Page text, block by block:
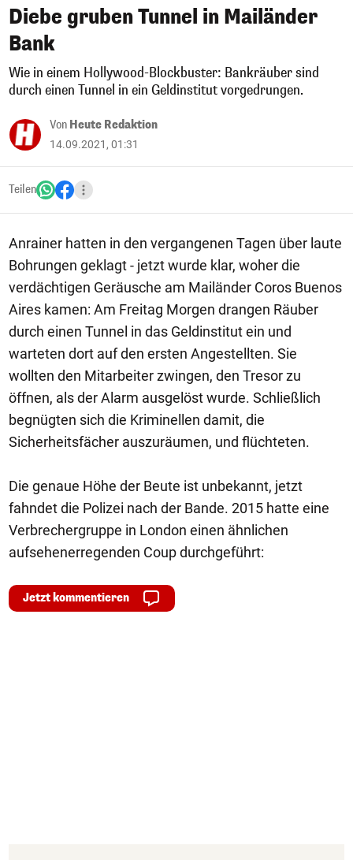
Diebe gruben Tunnel in Mailänder
Bank
Wie in einem Hollywood-Blockbuster: Bankräuber sind
durch einen Tunnel in ein Geldinstitut vorgedrungen.
Von Heute Redaktion
14.09.2021, 01:31
Teilen
Anrainer hatten in den vergangenen Tagen über laute
Bohrungen geklagt - jetzt wurde klar, woher die
verdächtigen Geräusche am Mailänder Coros Buenos
Aires kamen: Am Freitag Morgen drangen Räuber
durch einen Tunnel in das Geldinstitut ein und
warteten dort auf den ersten Angestellten. Sie
wollten den Mitarbeiter zwingen, den Tresor zu
öffnen, als der Alarm ausgelöst wurde. Schließlich
begnügten sich die Kriminellen damit, die
Sicherheitsfächer auszuräumen, und flüchteten.
Die genaue Höhe der Beute ist unbekannt, jetzt
fahndet die Polizei nach der Bande. 2015 hatte eine
Verbrechergruppe in London einen ähnlichen
aufsehenerregenden Coup durchgeführt:
Jetzt kommentieren